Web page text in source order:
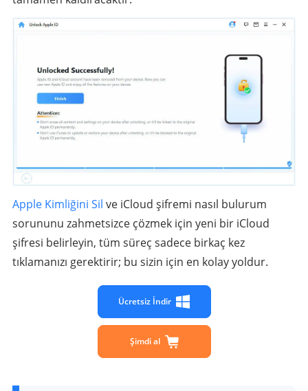
Apple Kimliğini Sil ve iCloud şifremi nasıl bulurum
sorununu zahmetsizce çözmek için yeni bir iCloud
şifresi belirleyin, tüm süreç sadece birkaç kez
tıklamanızı gerektirir; bu sizin için en kolay yoldur.
Ücretsiz İndir
Şimdi al